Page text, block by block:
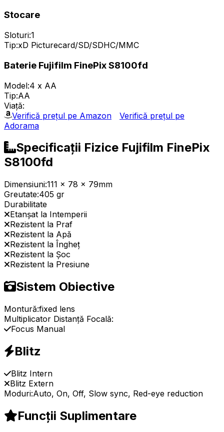
Stocare
Sloturi:1
Tip:xD Picturecard/SD/SDHC/MMC
Baterie Fujifilm FinePix S8100fd
Model:4 x AA
Tip:AA
Viață:
Verifică prețul pe Amazon
Verifică prețul pe
Adorama
Specificații Fizice Fujifilm FinePix
S8100fd
Dimensiuni:111 x 78 x 79mm
Greutate:405 gr
Durabilitate
Etanșat la Intemperii
Rezistent la Praf
Rezistent la Apă
Rezistent la Îngheț
Rezistent la Șoc
Rezistent la Presiune
Sistem Obiective
Montură:fixed lens
Multiplicator Distanță Focală:
Focus Manual
Blitz
Blitz Intern
Blitz Extern
Moduri:Auto, On, Off, Slow sync, Red-eye reduction
Funcții Suplimentare